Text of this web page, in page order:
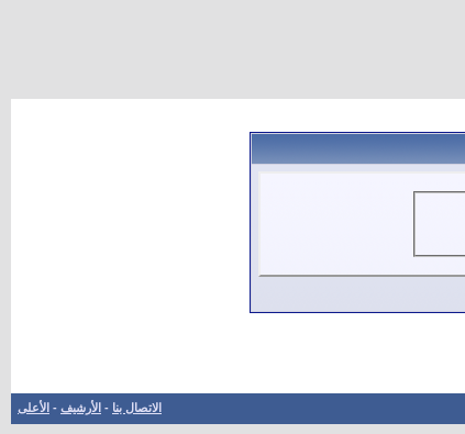
الاتصال بنا - الأرشيف - الأعلى